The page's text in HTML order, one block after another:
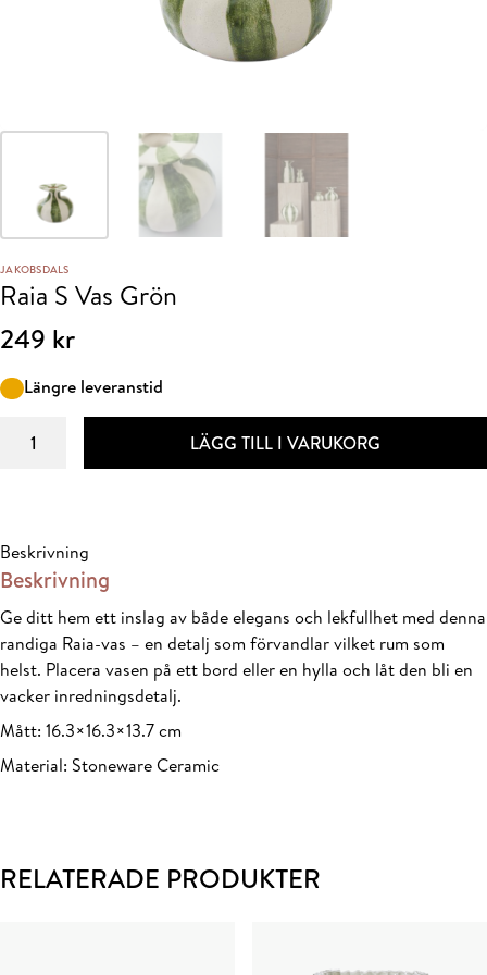
JAKOBSDALS
Raia S Vas Grön
249 kr
Längre leveranstid
LÄGG TILL I VARUKORG
Beskrivning
Beskrivning
Ge ditt hem ett inslag av både elegans och lekfullhet med denna
randiga Raia-vas – en detalj som förvandlar vilket rum som
helst. Placera vasen på ett bord eller en hylla och låt den bli en
vacker inredningsdetalj.
Mått: 16.3×16.3×13.7 cm
Material: Stoneware Ceramic
RELATERADE PRODUKTER